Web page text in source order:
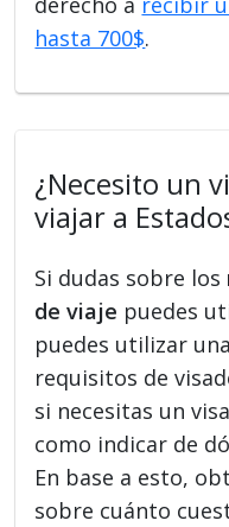
hasta 700$.
¿Necesito un
viajar a
Si dudas sobre los
de viaje puedes
puedes utilizar
requisitos de
si necesitas un
como indicar de
En base a esto,
sobre cuánto